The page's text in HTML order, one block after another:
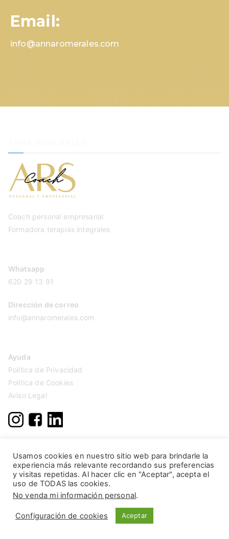
Email:
info@annaromerales.com
Coach personal empresarial
Formadora terapias integrales
Whatsapp
620 29 13 91
Dirección de correo
info@annaromerales.com
Ayuda
Política de Privacidad
Política de Cookies
Aviso Legal
Usamos cookies en nuestro sitio web para brindarle la
experiencia más relevante recordando sus preferencias
y visitas repetidas. Al hacer clic en "Aceptar", acepta el
uso de TODAS las cookies.
No venda mi información personal.
Configuración de cookies Aceptar